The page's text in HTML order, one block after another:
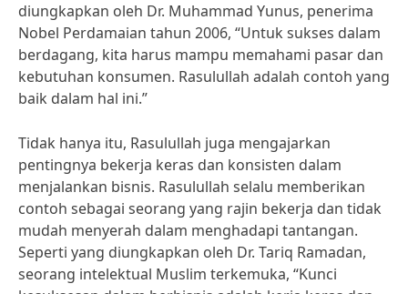
diungkapkan oleh Dr. Muhammad Yunus, penerima
Nobel Perdamaian tahun 2006, “Untuk sukses dalam
berdagang, kita harus mampu memahami pasar dan
kebutuhan konsumen. Rasulullah adalah contoh yang
baik dalam hal ini.”
Tidak hanya itu, Rasulullah juga mengajarkan
pentingnya bekerja keras dan konsisten dalam
menjalankan bisnis. Rasulullah selalu memberikan
contoh sebagai seorang yang rajin bekerja dan tidak
mudah menyerah dalam menghadapi tantangan.
Seperti yang diungkapkan oleh Dr. Tariq Ramadan,
seorang intelektual Muslim terkemuka, “Kunci